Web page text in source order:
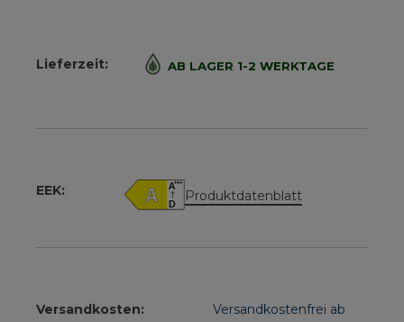
Lieferzeit: AB LAGER 1-2 WERKTAGE
EEK: Produktdatenblatt
Versandkosten:
Versandkostenfrei ab